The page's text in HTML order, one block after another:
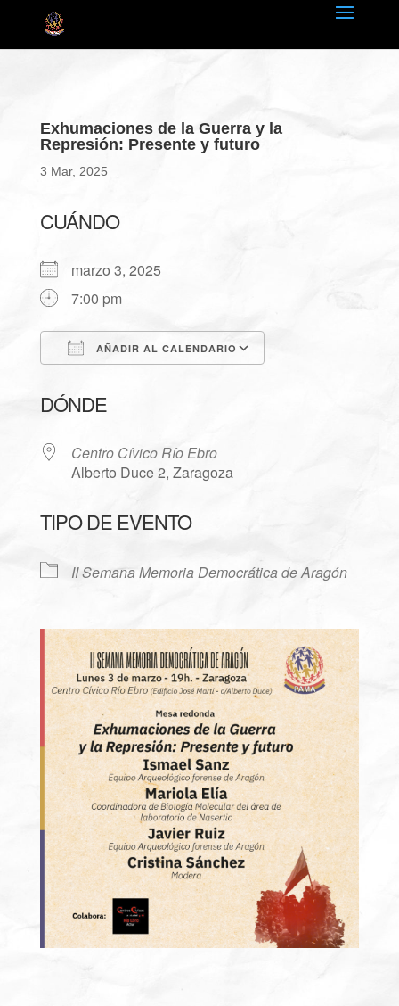
Exhumaciones de la Guerra y la
Represión: Presente y futuro
3 Mar, 2025
CUÁNDO
marzo 3, 2025
7:00 pm
AÑADIR AL CALENDARIO
DÓNDE
Centro Cívico Río Ebro
Alberto Duce 2, Zaragoza
TIPO DE EVENTO
II Semana Memoria Democrática de Aragón